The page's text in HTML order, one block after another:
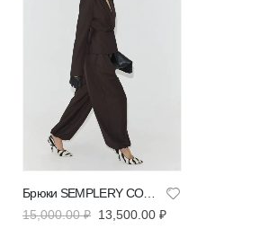
Брюки SEMPLERY СОН шоколадного цвета | VERESK studio
15,000.00₽ 13,500.00 ₽